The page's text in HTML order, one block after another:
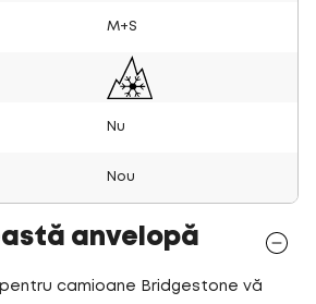
M+S
Nu
Nou
anvelopă
camioane Bridgestone vă